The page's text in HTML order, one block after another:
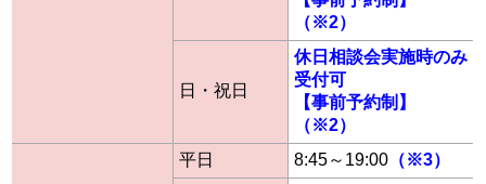
（※2）
日・祝日
休日相談会実施時のみ
受付可
【事前予約制】
（※2）
平日 8:45～19:00 （※3）